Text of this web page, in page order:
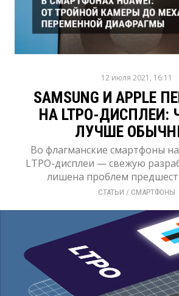
12 июля 2021, 16:11
SAMSUNG И APPLE
НА LTPO-ДИСПЛЕИ:
ЛУЧШЕ
Во флагманские смартфоны
LTPO-дисплеи — свежую
лишена проблем
СТАТЬИ / СМАРТФОНЫ